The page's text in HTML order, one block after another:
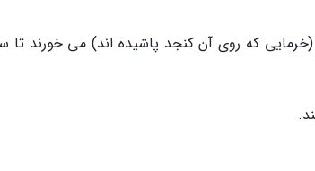
که روی آن کنجد پاشیده اند) می خورند تا